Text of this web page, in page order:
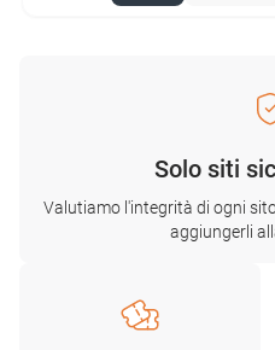
Solo siti
Valutiamo l'integrità di ogni
aggiungerli